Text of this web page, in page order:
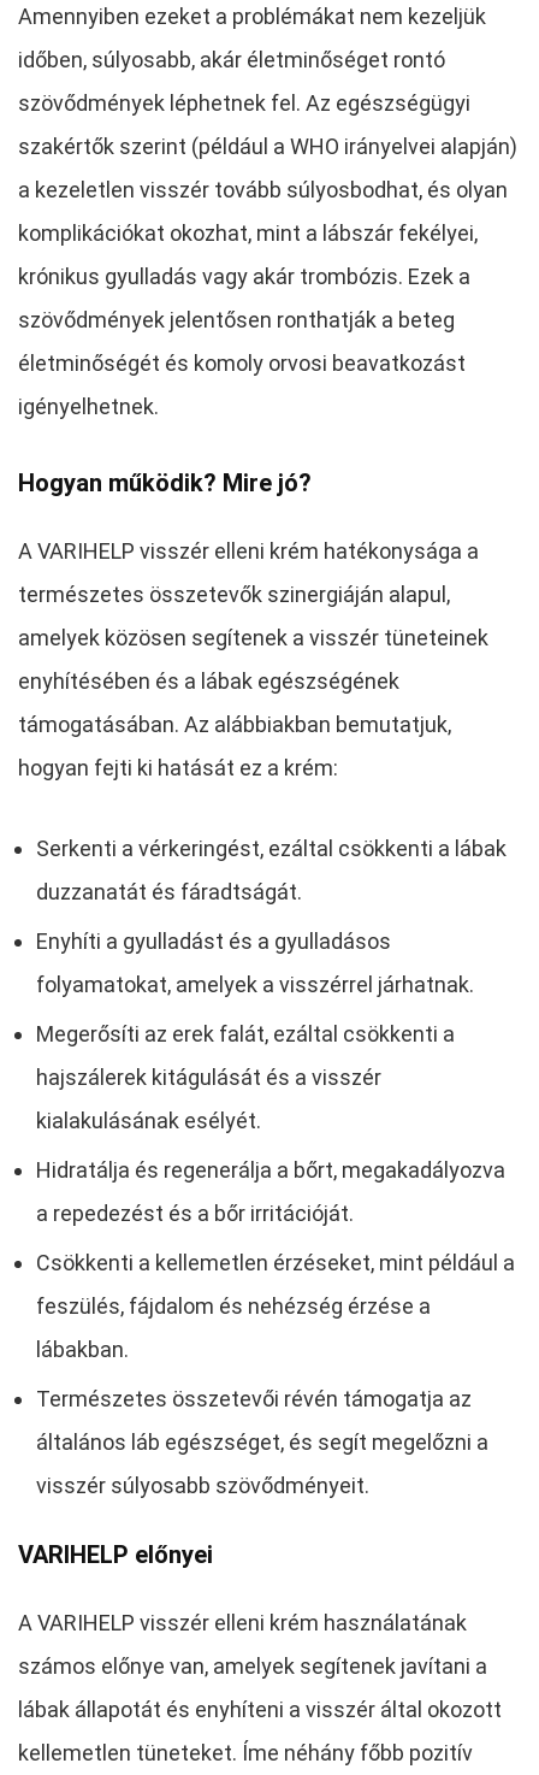
Amennyiben ezeket a problémákat nem kezeljük
időben, súlyosabb, akár életminőséget rontó
szövődmények léphetnek fel. Az egészségügyi
szakértők szerint (például a WHO irányelvei alapján)
a kezeletlen visszér tovább súlyosbodhat, és olyan
komplikációkat okozhat, mint a lábszár fekélyei,
krónikus gyulladás vagy akár trombózis. Ezek a
szövődmények jelentősen ronthatják a beteg
életminőségét és komoly orvosi beavatkozást
igényelhetnek.
Hogyan működik? Mire jó?
A VARIHELP visszér elleni krém hatékonysága a
természetes összetevők szinergiáján alapul,
amelyek közösen segítenek a visszér tüneteinek
enyhítésében és a lábak egészségének
támogatásában. Az alábbiakban bemutatjuk,
hogyan fejti ki hatását ez a krém:
Serkenti a vérkeringést, ezáltal csökkenti a lábak
duzzanatát és fáradtságát.
Enyhíti a gyulladást és a gyulladásos
folyamatokat, amelyek a visszérrel járhatnak.
Megerősíti az erek falát, ezáltal csökkenti a
hajszálerek kitágulását és a visszér
kialakulásának esélyét.
Hidratálja és regenerálja a bőrt, megakadályozva
a repedezést és a bőr irritációját.
Csökkenti a kellemetlen érzéseket, mint például a
feszülés, fájdalom és nehézség érzése a
lábakban.
Természetes összetevői révén támogatja az
általános láb egészséget, és segít megelőzni a
visszér súlyosabb szövődményeit.
VARIHELP előnyei
A VARIHELP visszér elleni krém használatának
számos előnye van, amelyek segítenek javítani a
lábak állapotát és enyhíteni a visszér által okozott
kellemetlen tüneteket. Íme néhány főbb pozitív